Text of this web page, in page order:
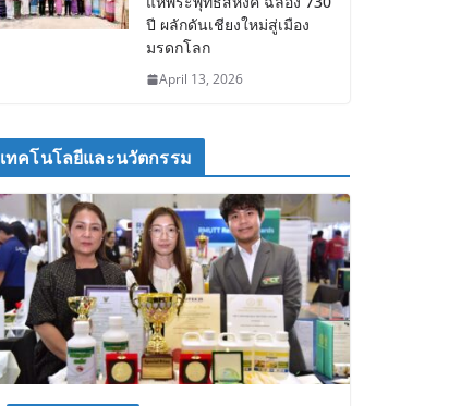
ปี ผลักดันเชียงใหม่สู่เมือง
มรดกโลก
April 13, 2026
เทคโนโลยีและนวัตกรรม